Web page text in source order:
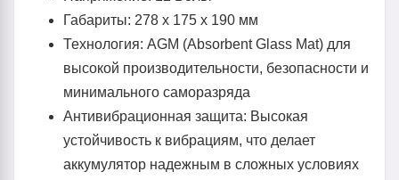
Габариты: 278 x 175 x 190 мм
Технология: AGM (Absorbent Glass Mat) для
высокой производительности, безопасности и
минимального саморазряда
Антивибрационная защита: Высокая
устойчивость к вибрациям, что делает
аккумулятор надежным в сложных условиях